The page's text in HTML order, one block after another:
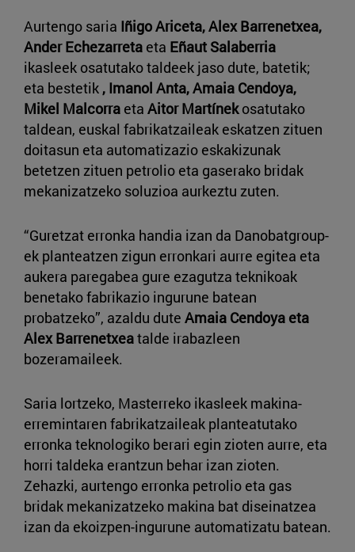
Aurtengo saria Iñigo Ariceta, Alex Barrenetxea,
Ander Echezarreta eta Eñaut Salaberria
ikasleek osatutako taldeek jaso dute, batetik;
eta bestetik , Imanol Anta, Amaia Cendoya,
Mikel Malcorra eta Aitor Martínekosatutako
taldean, euskal fabrikatzaileak eskatzen zituen
doitasun eta automatizazio eskakizunak
betetzen zituen petrolio eta gaserako bridak
mekanizatzeko soluzioa aurkeztu zuten.
“Guretzat erronka handia izan da Danobatgroup-
ek planteatzen zigun erronkari aurre egitea eta
aukera paregabea gure ezagutza teknikoak
benetako fabrikazio ingurune batean
probatzeko”, azaldu dute Amaia Cendoya eta
Alex Barrenetxeatalde irabazleen
bozeramaileek.
Saria lortzeko, Masterreko ikasleek makina-
erremintaren fabrikatzaileak planteatutako
erronka teknologiko berari egin zioten aurre, eta
horri taldeka erantzun behar izan zioten.
Zehazki, aurtengo erronka petrolio eta gas
bridak mekanizatzeko makina bat diseinatzea
izan da ekoizpen-ingurune automatizatu batean.